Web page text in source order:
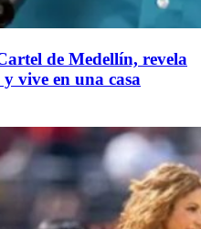
de Medellín, revela
vive en una casa